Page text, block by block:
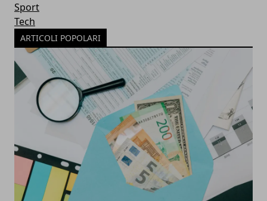
Sport
Tech
ARTICOLI POPOLARI